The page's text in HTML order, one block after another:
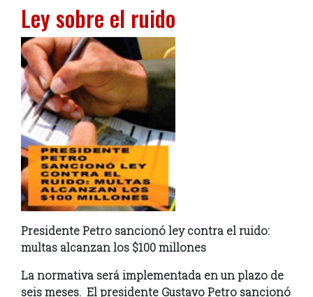
Ley sobre el ruido
Presidente Petro sancionó ley contra el ruido:
multas alcanzan los $100 millones
La normativa será implementada en un plazo de
seis meses. El presidente Gustavo Petro sancionó